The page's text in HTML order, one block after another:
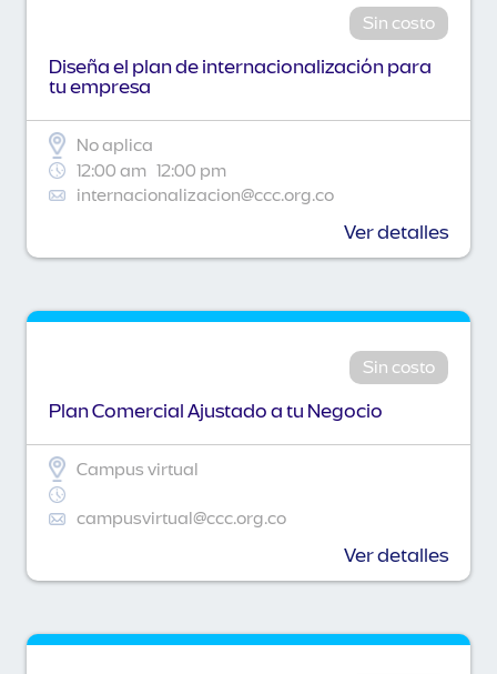
Sin costo
Diseña el plan de internacionalización para
tu empresa
No aplica
12:00 am 12:00 pm
internacionalizacion@ccc.org.co
Ver detalles
Sin costo
Plan Comercial Ajustado a tu Negocio
Campus virtual
campusvirtual@ccc.org.co
Ver detalles